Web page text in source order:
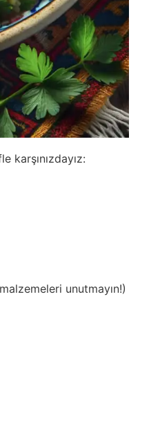
karşınızdayız:
unutmayın!)